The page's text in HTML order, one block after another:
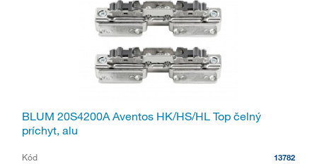
BLUM 20S4200A Aventos HK/HS/HL Top čelný
príchyt, alu
Kód 13782